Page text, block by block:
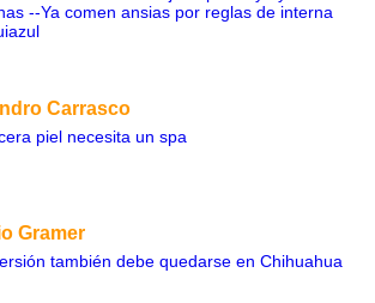
--Ya comen ansias por reglas de interna
Carrasco
piel necesita un spa
Gramer
también debe quedarse en Chihuahua